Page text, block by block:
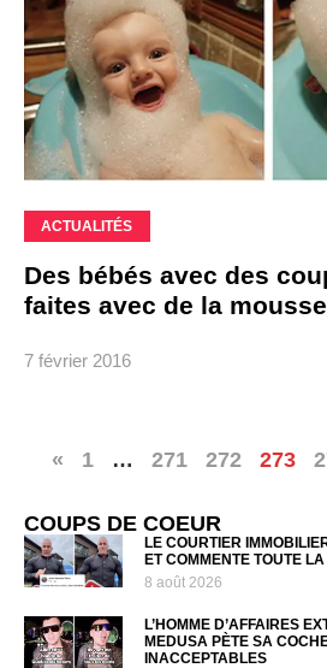
ACTUALITÉS
Des bébés avec des
faites avec de la
7 février 2016
« 1 … 271 272 273
COUPS DE COEUR
LE COURTIER
ET COMMENTE TOUTE
8 août 2026
L’HOMME D’AFFAIRES
MEDUSA PÈTE SA
INACCEPTABLES